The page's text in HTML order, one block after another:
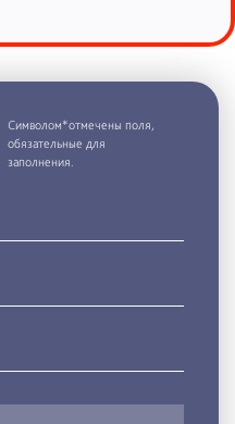
Символом*отмечены поля,
обязательные для
заполнения.